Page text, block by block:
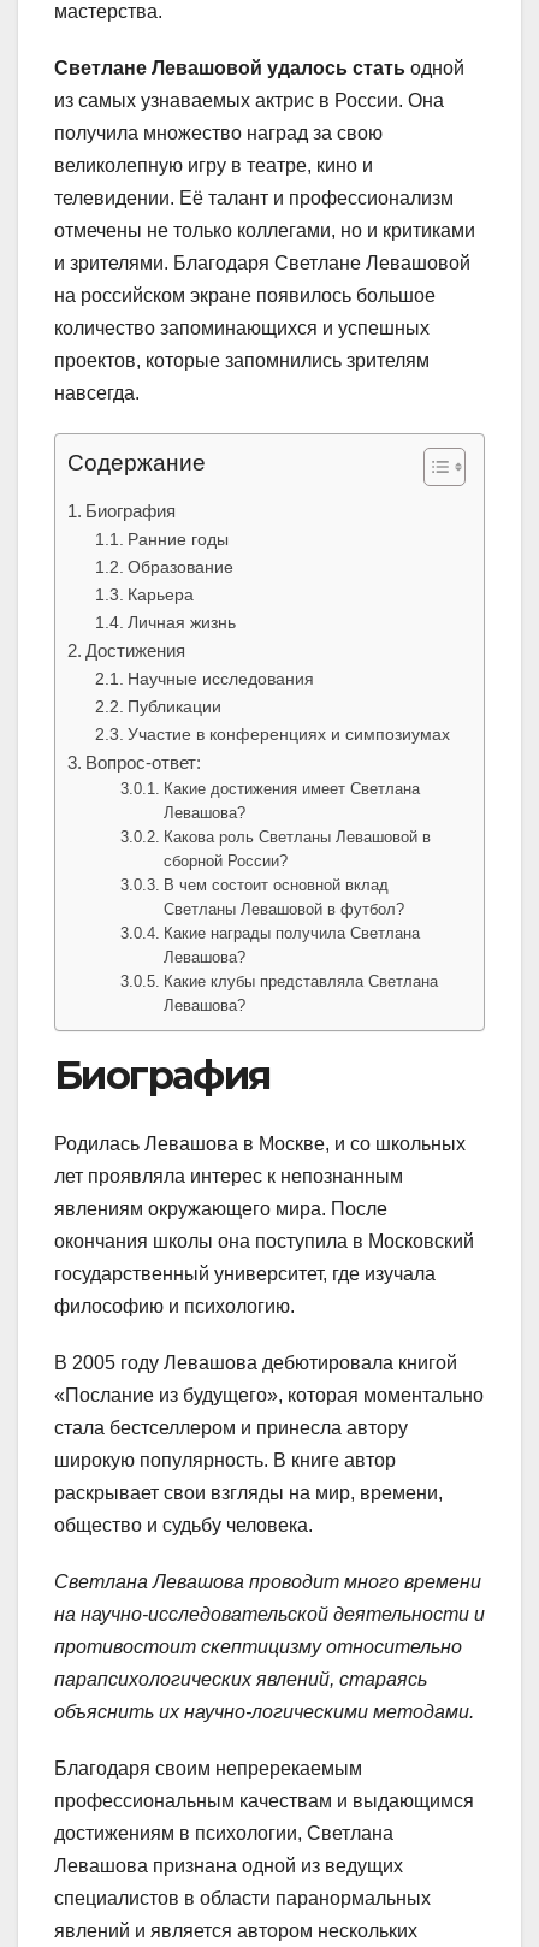
мастерства.
Светлане Левашовой удалось стать одной
из самых узнаваемых актрис в России. Она
получила множество наград за свою
великолепную игру в театре, кино и
телевидении. Её талант и профессионализм
отмечены не только коллегами, но и критиками
и зрителями. Благодаря Светлане Левашовой
на российском экране появилось большое
количество запоминающихся и успешных
проектов, которые запомнились зрителям
навсегда.
Содержание
Биография
Ранние годы
Образование
Карьера
Личная жизнь
Достижения
Научные исследования
Публикации
Участие в конференциях и симпозиумах
Вопрос-ответ:
Какие достижения имеет Светлана
Левашова?
Какова роль Светланы Левашовой в
сборной России?
В чем состоит основной вклад
Светланы Левашовой в футбол?
Какие награды получила Светлана
Левашова?
Какие клубы представляла Светлана
Левашова?
Биография
Родилась Левашова в Москве, и со школьных
лет проявляла интерес к непознанным
явлениям окружающего мира. После
окончания школы она поступила в Московский
государственный университет, где изучала
философию и психологию.
В 2005 году Левашова дебютировала книгой
«Послание из будущего», которая моментально
стала бестселлером и принесла автору
широкую популярность. В книге автор
раскрывает свои взгляды на мир, времени,
общество и судьбу человека.
Светлана Левашова проводит много времени
на научно-исследовательской деятельности и
противостоит скептицизму относительно
парапсихологических явлений, стараясь
объяснить их научно-логическими методами.
Благодаря своим непререкаемым
профессиональным качествам и выдающимся
достижениям в психологии, Светлана
Левашова признана одной из ведущих
специалистов в области паранормальных
явлений и является автором нескольких